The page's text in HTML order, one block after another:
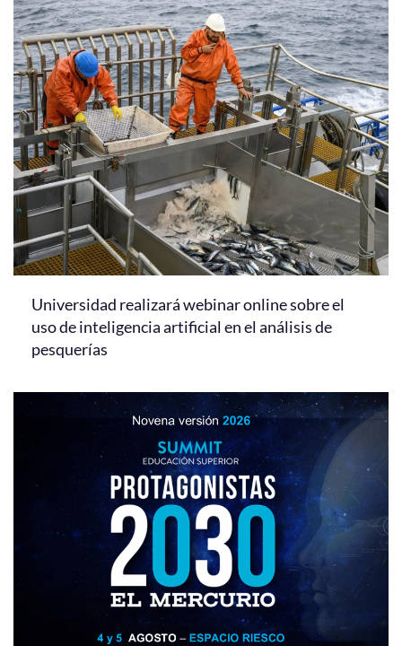
Universidad realizará webinar online sobre el
uso de inteligencia artificial en el análisis de
pesquerías